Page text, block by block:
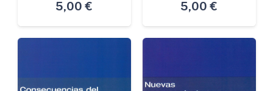
5,00 €
5,00 €